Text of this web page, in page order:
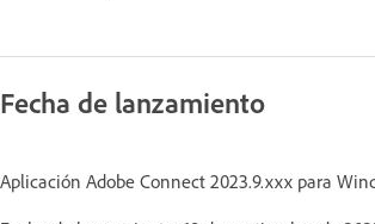
Fecha de lanzamiento
Aplicación Adobe Connect 2023.9.xxx para